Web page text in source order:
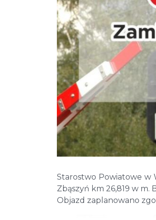
Starostwo Powiatowe w
Zbąszyń km 26,819 w m.
Objazd zaplanowano